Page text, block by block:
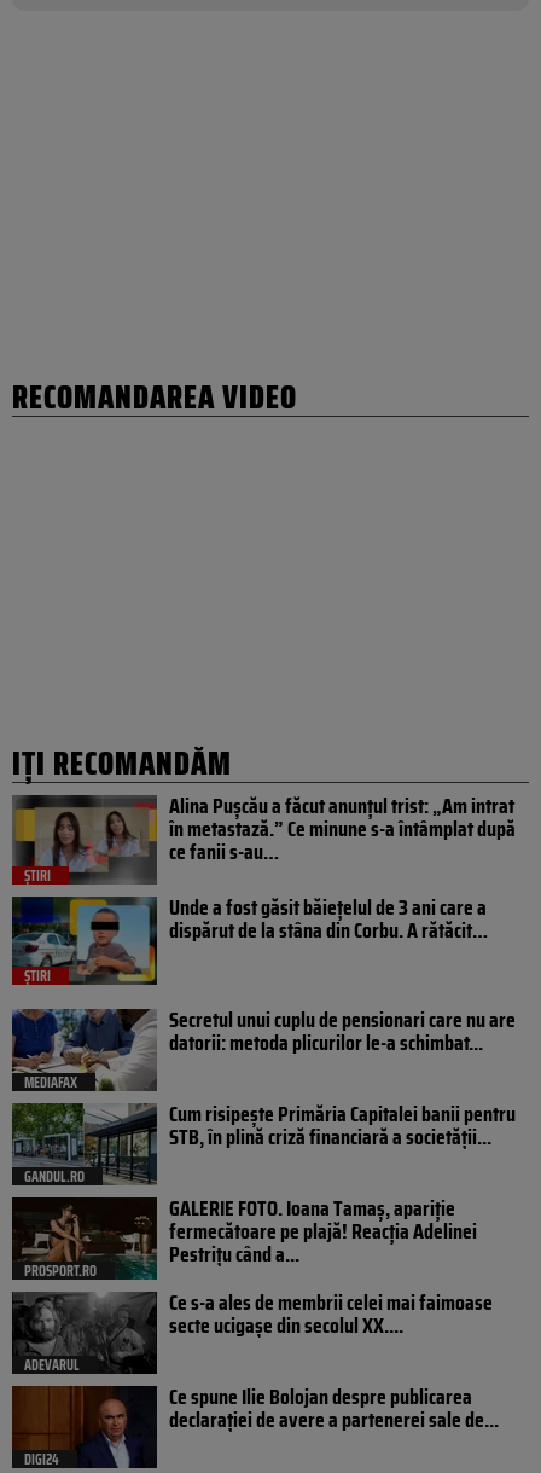
RECOMANDAREA VIDEO
IȚI RECOMANDĂM
ȘTIRI
Alina Pușcău a făcut anunțul trist: „Am intrat
în metastază.” Ce minune s-a întâmplat după
ce fanii s-au…
ȘTIRI
Unde a fost găsit băiețelul de 3 ani care a
dispărut de la stâna din Corbu. A rătăcit…
MEDIAFAX
Secretul unui cuplu de pensionari care nu are
datorii: metoda plicurilor le-a schimbat...
GANDUL.RO
Cum risipește Primăria Capitalei banii pentru
STB, în plină criză financiară a societății...
PROSPORT.RO
GALERIE FOTO. Ioana Tamaş, apariție
fermecătoare pe plajă! Reacția Adelinei
Pestrițu când a...
ADEVARUL
Ce s-a ales de membrii celei mai faimoase
secte ucigașe din secolul XX....
DIGI24
Ce spune Ilie Bolojan despre publicarea
declarației de avere a partenerei sale de...